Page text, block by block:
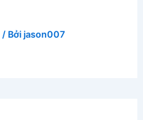
/ Bởijason007